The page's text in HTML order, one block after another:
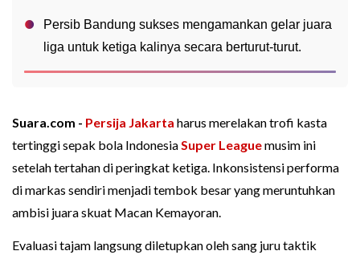
Persib Bandung sukses mengamankan gelar juara
liga untuk ketiga kalinya secara berturut-turut.
Suara.com - Persija Jakarta harus merelakan trofi kasta
tertinggi sepak bola IndonesiaSuper Leaguemusim ini
setelah tertahan di peringkat ketiga. Inkonsistensi performa
di markas sendiri menjadi tembok besar yang meruntuhkan
ambisi juara skuat Macan Kemayoran.
Evaluasi tajam langsung diletupkan oleh sang juru taktik